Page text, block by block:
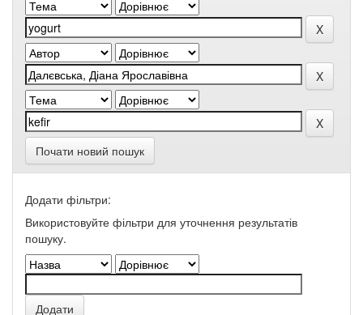
Почати новий пошук
Додати фільтри:
Використовуйте фільтри для уточнення результатів
пошуку.